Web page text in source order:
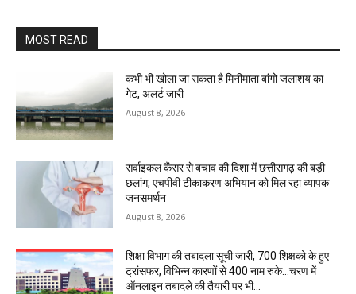
MOST READ
कभी भी खोला जा सकता है मिनीमाता बांगो जलाशय का
गेट, अलर्ट जारी
August 8, 2026
सर्वाइकल कैंसर से बचाव की दिशा में छत्तीसगढ़ की बड़ी
छलांग, एचपीवी टीकाकरण अभियान को मिल रहा व्यापक
जनसमर्थन
August 8, 2026
शिक्षा विभाग की तबादला सूची जारी, 700 शिक्षको के हुए
ट्रांसफर, विभिन्न कारणों से 400 नाम रुके…चरण में
ऑनलाइन तबादले की तैयारी पर भी...